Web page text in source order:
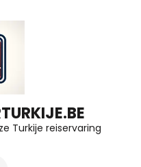
Turkije reiservaring